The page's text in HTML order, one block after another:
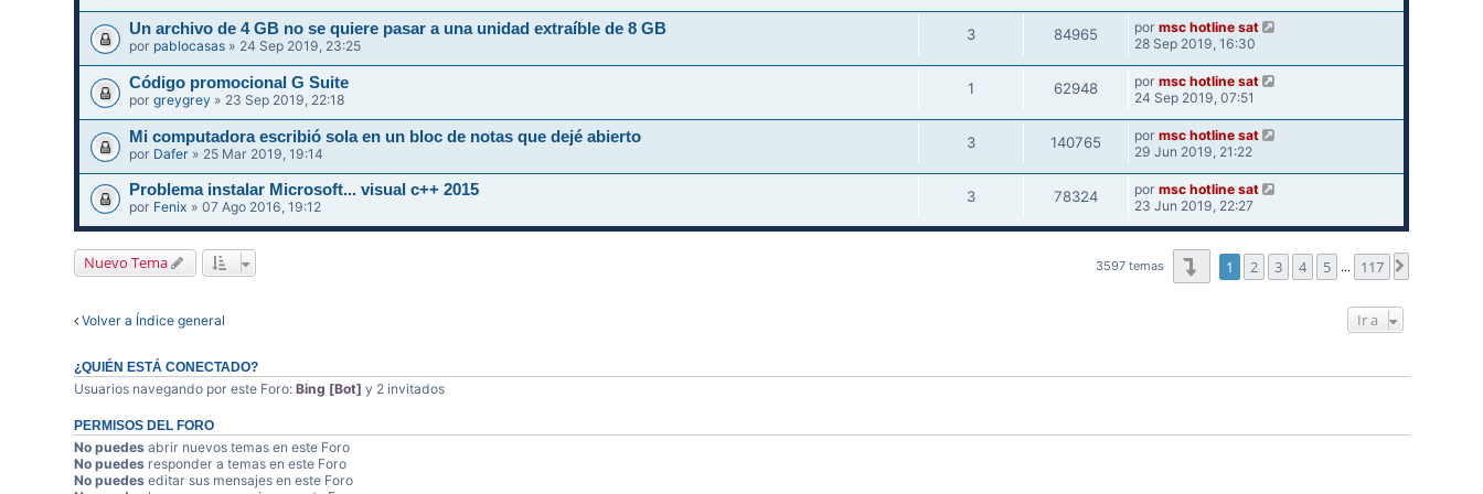
Un archivo de 4 GB no se quiere pasar a una unidad extraíble de 8 GB
por pablocasas » 24 Sep 2019, 23:25
3 84965 por msc hotline sat
28 Sep 2019, 16:30
Código promocional G Suite
porgreygrey » 23 Sep 2019, 22:18
1 62948 por msc hotline sat
24 Sep 2019, 07:51
Mi computadora escribió sola en un bloc de notas que dejé abierto
por Dafer » 25 Mar 2019, 19:14
3 140765 por msc hotline sat
29 Jun 2019, 21:22
Problema instalar Microsoft... visual c++ 2015
por Fenix » 07 Ago 2016, 19:12
3 78324 por msc hotline sat
23 Jun 2019, 22:27
Nuevo Tema 3597 temas Página1 de 117
1 2 3 4 5 … 117
Volver a Índice general Ir a
¿QUIÉN ESTÁ CONECTADO?
Usuarios navegando por este Foro:Bing [Bot] y 2 invitados
PERMISOS DEL FORO
No puedes abrir nuevos temas en este Foro
No puedes responder a temas en este Foro
No puedes editar sus mensajes en este Foro